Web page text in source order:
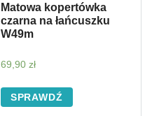
Matowa kopertówka
czarna na łańcuszku
W49m
69,90 zł
SPRAWDŹ